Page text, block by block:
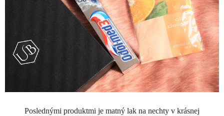
Poslednými produktmi je matný lak na nechty v krásnej